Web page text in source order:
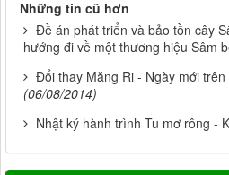
Những tin cũ hơn
Đề án phát triển và bảo tồn cây
hướng đi về một thương hiệu Sâm
Đổi thay Măng Ri - Ngày mới
(06/08/2014)
Nhật ký hành trình Tu mơ rông -